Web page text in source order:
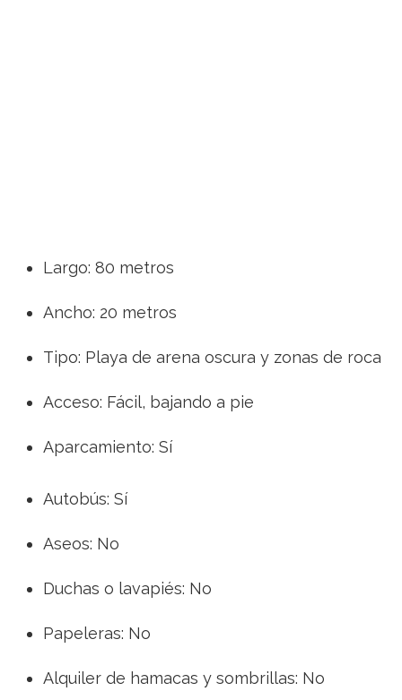
Largo: 80 metros
Ancho: 20 metros
Tipo: Playa de arena oscura y zonas de roca
Acceso: Fácil, bajando a pie
Aparcamiento: Sí
Autobús: Sí
Aseos: No
Duchas o lavapiés: No
Papeleras: No
Alquiler de hamacas y sombrillas: No